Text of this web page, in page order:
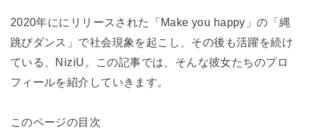
2020年ににリリースされた「Make you happy」の「縄
跳びダンス」で社会現象を起こし、その後も活躍を続け
ている、NiziU。この記事では、そんな彼女たちのプロ
フィールを紹介していきます。
このページの目次